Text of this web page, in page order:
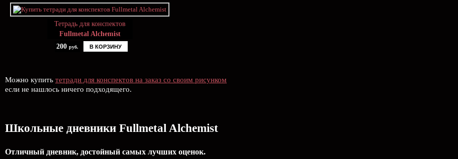
Тетрадь для конспектов
Fullmetal Alchemist
200 руб. В КОРЗИНУ
Можно купить тетради для конспектов на заказ со своим рисунком
если не нашлось ничего подходящего.
Школьные дневники Fullmetal Alchemist
Отличный дневник, достойный самых лучших оценок.